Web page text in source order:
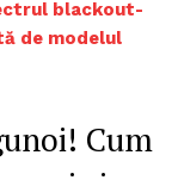
blackout-
de modelul
Cum